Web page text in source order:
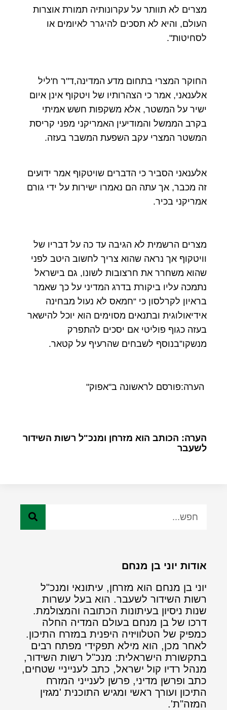
מצרים לא תוותר על עקרונותיה תמורת אוצרות
העולם, והיא לא תסכים להיגרר לאיומים או
לסחיטות".
החוקר המצרי בתחום מדע המדינה,ד"ר ח'ליל
אלענאני, אמר כי הצהרותיו של ויטקוף אינן איום
ישיר על המשטר, אלא משקפות חשש אמיתי
בקרב הממשל והמודיעין האמריקני מפני קריסת
המשטר המצרי עקב השפעת המשבר בעזה.
אלענאני הסביר כי הדברים שויטקוף אמר ידועים
זה מכבר, אך עתה הם נאמרו ישירות על ידי גורם
אמריקני בכיר.
מצרים הרשמית לא הגיבה עד כה על דבריו של
וויטקוף אך נראה שהוא צריך לחשוב היטב לפני
שהוא משחרר את חרצובות לשונו, גם בישראל
נתמכה עליו ביקורת בדרג המדיני על כך שאמר
בראיון לקרלסון כי “חמאס לא נעול מבחינה
אידיאולוגית ובתנאים מסוימים הוא יוכל להישאר
בעזה כגוף פוליטי אם יסכים להתפרק
מנשקו”בנוסף לשבחים שהרעיף על קטאר.
הערה:פורסם לראשונה ב"אפוק"
הערה: הכותב הוא מזרחן ומנכ"ל רשות השידור
לשעבר
אודות יוני בן מנחם
יוני בן מנחם הוא מזרחן, עיתונאי ומנכ"ל
רשות השידור לשעבר. הוא בעל עשרות
שנות ניסיון בעיתונות הכתובה והמצולמת.
דרכו של בן מנחם בעולם המדיה החלה
כמפיק של הטלוויזיה היפנית במזרח התיכון.
לאחר מכן, הוא מילא תפקידי מפתח רבים
בתקשורת הישראלית: מנכ"ל רשות השידור,
מנהל רדיו קול ישראל, כתב לענייניי שטחים,
כתב ופרשן מדיני, פרשן לענייני המזרח
התיכון ועורך ראשי ומגיש התוכנית 'מגזין
המזה"ת'.